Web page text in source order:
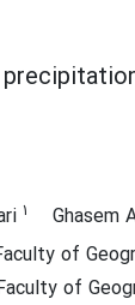
1 Ghasem
of
of